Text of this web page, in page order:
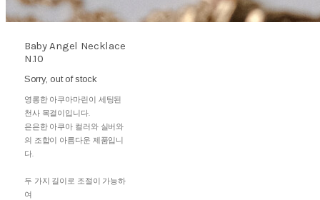
Baby Angel Necklace
N.10
Sorry, out of stock
영롱한 아쿠아마린이 세팅된
천사 목걸이입니다.
은은한 아쿠아 컬러와 실버와
의 조합이 아름다운 제품입니
다.
두 가지 길이로 조절이 가능하
여